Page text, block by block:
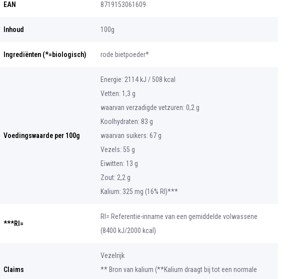
EAN 8719153061609
Inhoud 100g
Ingrediënten (*=biologisch) rode bietpoeder*
Voedingswaarde per 100g
Energie: 2114 kJ / 508 kcal
Vetten: 1,3 g
waarvan verzadigde vetzuren: 0,2 g
Koolhydraten: 83 g
waarvan suikers: 67 g
Vezels: 55 g
Eiwitten: 13 g
Zout: 2,2 g
Kalium: 325 mg (16% RI)***
***RI=
RI= Referentie-inname van een gemiddelde volwassene
(8400 kJ/2000 kcal)
Claims
Vezelrijk
** Bron van kalium (**Kalium draagt bij tot een normale